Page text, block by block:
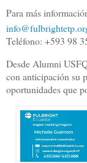
Para más
Teléfono: +593 98
Desde Alumni
con anticipación su
oportunidades que